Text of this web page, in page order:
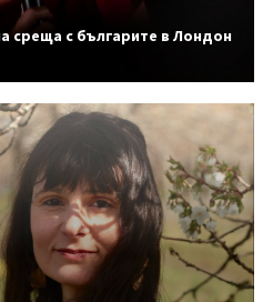
среща с българите в Лондон